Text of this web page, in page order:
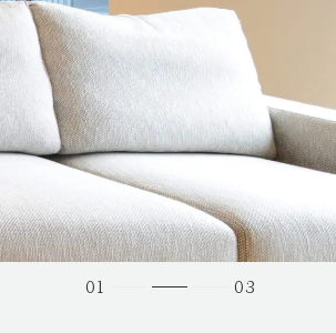
01 03